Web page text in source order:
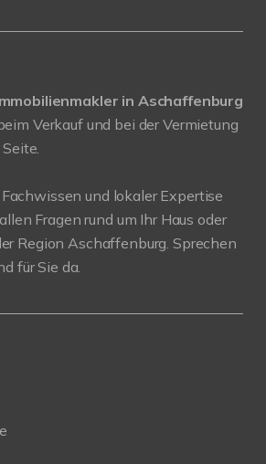
in Aschaffenburg
Verkauf und bei der Vermietung
und lokaler Expertise
Fragen rund um Ihr Haus oder
Region Aschaffenburg. Sprechen
für Sie da.